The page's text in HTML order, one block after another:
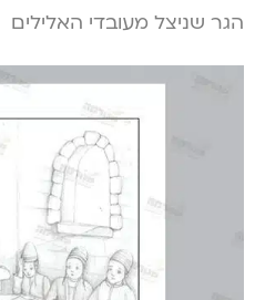
הגר שניצל מעובדי האלילים